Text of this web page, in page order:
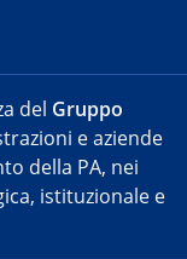
del Gruppo
e aziende
della PA, nei
istituzionale e